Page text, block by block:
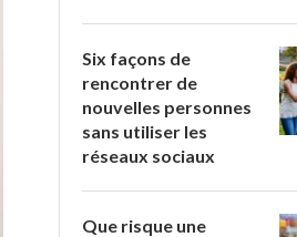
Six façons de
rencontrer de
nouvelles personnes
sans utiliser les
réseaux sociaux
Que risque une